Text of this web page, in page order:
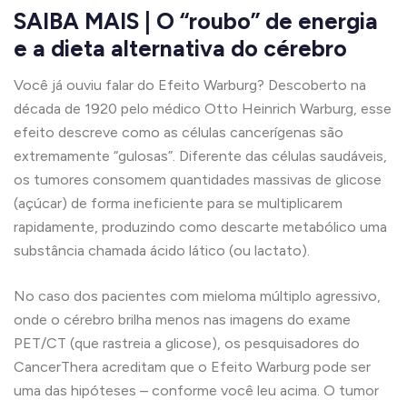
SAIBA MAIS | O “roubo” de energia
e a dieta alternativa do cérebro
Você já ouviu falar do Efeito Warburg? Descoberto na
década de 1920 pelo médico Otto Heinrich Warburg, esse
efeito descreve como as células cancerígenas são
extremamente “gulosas”. Diferente das células saudáveis,
os tumores consomem quantidades massivas de glicose
(açúcar) de forma ineficiente para se multiplicarem
rapidamente, produzindo como descarte metabólico uma
substância chamada ácido lático (ou lactato).
No caso dos pacientes com mieloma múltiplo agressivo,
onde o cérebro brilha menos nas imagens do exame
PET/CT (que rastreia a glicose), os pesquisadores do
CancerThera acreditam que o Efeito Warburg pode ser
uma das hipóteses – conforme você leu acima. O tumor